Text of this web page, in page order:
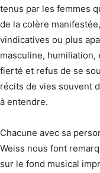
tenus par les femmes
de la colère
vindicatives ou plus
masculine,
fierté et refus de se
récits de vies souvent
à entendre.
Chacune avec sa
Weiss nous font
sur le fond musical